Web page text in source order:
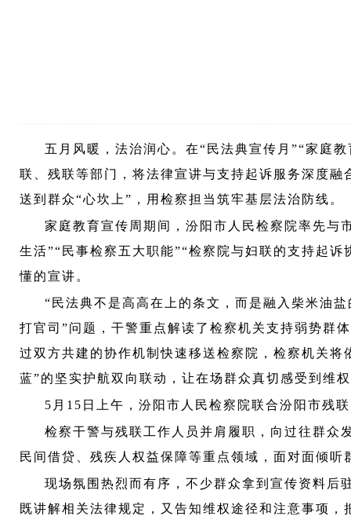
五月风暖，法治润心。在“民法典宣传月”“家庭
联、残联等部门，将法律宣讲与支持起诉服务深度
送到群众“心坎上”，用检察担当筑牢基层法治防线。
家庭教育宣传周期间，汾阳市人民检察院率先与
生活”“民事检察五大职能”“检察院与妇联的支持起
懂的宣讲。
“民法典不是高高在上的条文，而是融入柴米油
打官司”问题，干警重点解读了检察机关支持弱势群
过双方共建的协作机制快速移送检察院，检察机关
蓝”的坚实护航双向联动，让在场群众真切感受到维
5月15日上午，汾阳市人民检察院联合汾阳市残
检察干警与残联工作人员并肩履职，向过往群众
民间借贷、残疾人权益保障等重点领域，面对面倾
现场氛围热烈而有序，不少群众拿到宣传资料后
既讲解相关法律规定，又告知维权途径和注意事项，